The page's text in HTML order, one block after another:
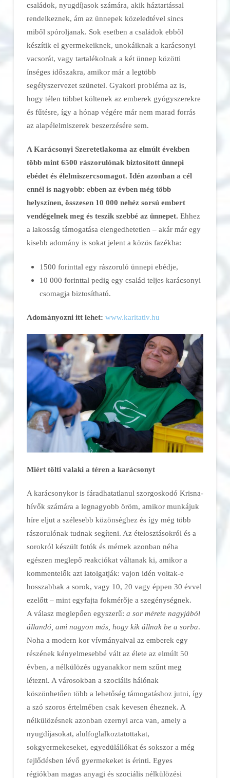
családok, nyugdíjasok számára, akik háztartással
rendelkeznek, ám az ünnepek közeledtével sincs
miből spóroljanak. Sok esetben a családok ebből
készítik el gyermekeiknek, unokáiknak a karácsonyi
vacsorát, vagy tartalékolnak a két ünnep közötti
ínséges időszakra, amikor már a legtöbb
segélyszervezet szünetel. Gyakori probléma az is,
hogy télen többet költenek az emberek gyógyszerekre
és fűtésre, így a hónap végére már nem marad forrás
az alapélelmiszerek beszerzésére sem.
A Karácsonyi Szeretetlakoma az elmúlt években
több mint 6500 rászorulónak biztosított ünnepi
ebédet és élelmiszercsomagot. Idén azonban a cél
ennél is nagyobb: ebben az évben még több
helyszínen, összesen 10 000 nehéz sorsú embert
vendégelnek meg és teszik szebbé az ünnepet. Ehhez
a lakosság támogatása elengedhetetlen – akár már egy
kisebb adomány is sokat jelent a közös fazékba:
1500 forinttal egy rászoruló ünnepi ebédje,
10 000 forinttal pedig egy család teljes karácsonyi
csomagja biztosítható.
Adományozni itt lehet: www.karitativ.hu
Miért tölti valaki a téren a karácsonyt
A karácsonykor is fáradhatatlanul szorgoskodó Krisna-
hívők számára a legnagyobb öröm, amikor munkájuk
híre eljut a szélesebb közönséghez és így még több
rászorulónak tudnak segíteni. Az ételosztásokról és a
sorokról készült fotók és mémek azonban néha
egészen meglepő reakciókat váltanak ki, amikor a
kommentelők azt latolgatják: vajon idén voltak-e
hosszabbak a sorok, vagy 10, 20 vagy éppen 30 évvel
ezelőtt – mint egyfajta fokmérője a szegénységnek.
A válasz meglepően egyszerű: a sor mérete nagyjából
állandó, ami nagyon más, hogy kik állnak be a sorba.
Noha a modern kor vívmányaival az emberek egy
részének kényelmesebbé vált az élete az elmúlt 50
évben, a nélkülözés ugyanakkor nem szűnt meg
létezni. A városokban a szociális hálónak
köszönhetően több a lehetőség támogatáshoz jutni, így
a szó szoros értelmében csak kevesen éheznek. A
nélkülözésnek azonban ezernyi arca van, amely a
nyugdíjasokat, alulfoglalkoztatottakat,
sokgyermekeseket, egyedülállókat és sokszor a még
fejlődésben lévő gyermekeket is érinti. Egyes
régiókban magas anyagi és szociális nélkülözési